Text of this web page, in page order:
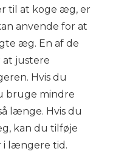
til at koge æg, er
anvende for at
æg. En af de
at justere
Hvis du
bruge mindre
længe. Hvis du
kan du tilføje
i længere tid.